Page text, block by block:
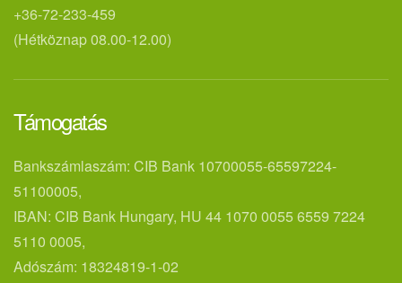
+36-72-233-459
(Hétköznap 08.00-12.00)
Támogatás
Bankszámlaszám: CIB Bank 10700055-65597224-
51100005,
IBAN: CIB Bank Hungary, HU 44 1070 0055 6559 7224
5110 0005,
Adószám: 18324819-1-02